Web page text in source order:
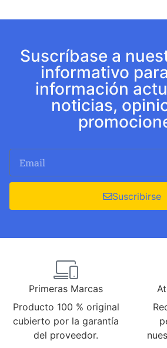
Suscríbase a
informativo
información
noticias,
Suscribirse
Primeras Marcas
Producto 100 % original
cubierto por la garantía
del proveedor.